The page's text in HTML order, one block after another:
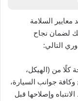
السلامة
لضمان نجاح
التالي:
من (الهيكل،
جوانب السيارة،
وإصلاحها قبل